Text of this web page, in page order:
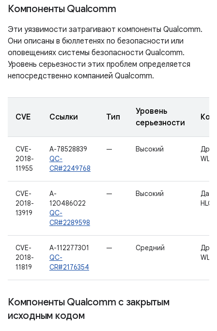
Компоненты Qualcomm
Эти уязвимости затрагивают компоненты Qualcomm.
Они описаны в бюллетенях по безопасности или
оповещениях системы безопасности Qualcomm.
Уровень серьезности этих проблем определяется
непосредственно компанией Qualcomm.
CVE Ссылки Тип
Уровень
серьезности
CVE-
2018-
11955
A-78528839
QC-
CR#2249768
— Высокий
CVE-
2018-
13919
A-
120486022
QC-
CR#2289598
— Высокий
CVE-
2018-
11819
A-112277301
QC-
CR#2176354
— Средний
Компоненты Qualcomm с закрытым
исходным кодом